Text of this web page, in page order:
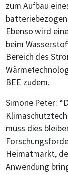
zum Aufbau
Ebenso wird
beim
Bereich des
BEE zudem.
Simone Peter:
muss dies
Heimatmarkt,
Anwendung